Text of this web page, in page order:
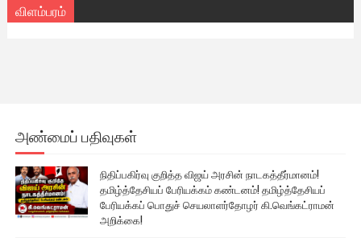
விளம்பரம்
அண்மைப் பதிவுகள்
நிதிப்பகிர்வு குறித்த விஜய் அரசின் நாடகத்தீர்மானம்!
தமிழ்த்தேசியப் பேரியக்கம் கண்டனம்! தமிழ்த்தேசியப்
பேரியக்கப் பொதுச் செயலாளர்தோழர் கி.வெங்கட்ராமன்
அறிக்கை!